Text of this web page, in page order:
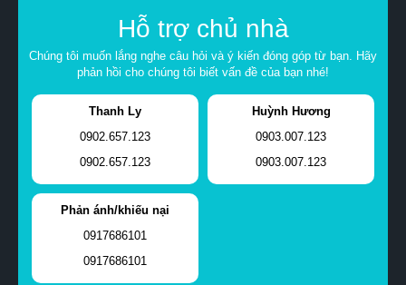
Hỗ trợ chủ nhà
Chúng tôi muốn lắng nghe câu hỏi và ý kiến đóng góp từ bạn. Hãy
phản hồi cho chúng tôi biết vấn đề của bạn nhé!
Thanh Ly
0902.657.123
0902.657.123
Huỳnh Hương
0903.007.123
0903.007.123
Phản ánh/khiếu nại
0917686101
0917686101